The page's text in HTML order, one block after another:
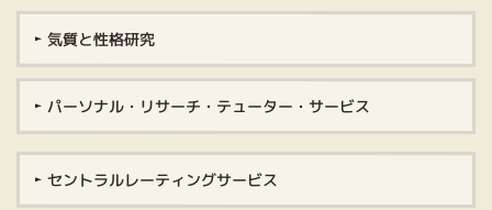
気質と性格研究
パーソナル・リサーチ・テューター・サービス
セントラルレーティングサービス